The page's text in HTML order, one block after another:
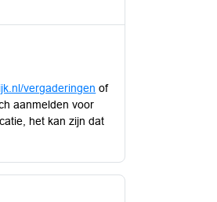
vergaderingen of
aanmelden voor
het kan zijn dat